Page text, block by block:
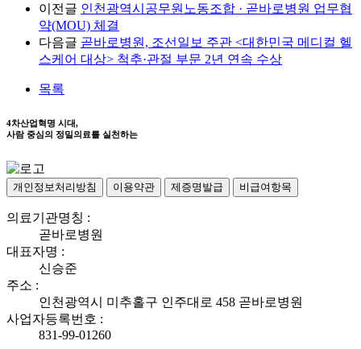
이전글 인천광역시공무원노동조합 · 곧바로병원 업무협
약(MOU) 체결
다음글 곧바로병원, 조선일보 주관 <대한민국 메디컬 헬
스케어 대상> 척추·관절 부문 2년 연속 수상
목록
4차산업혁명 시대,
사람 중심의 정밀의료를 실천하는
개인정보처리방침 이용약관 제증명발급 비급여항목
의료기관명칭 :
곧바로병원
대표자명 :
신승준
주소 :
인천광역시 미추홀구 인주대로 458 곧바로병원
사업자등록번호 :
831-99-01260